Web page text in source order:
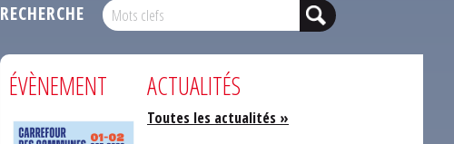
RECHERCHE
ÉVÈNEMENT ACTUALITÉS
Toutes les actualités »